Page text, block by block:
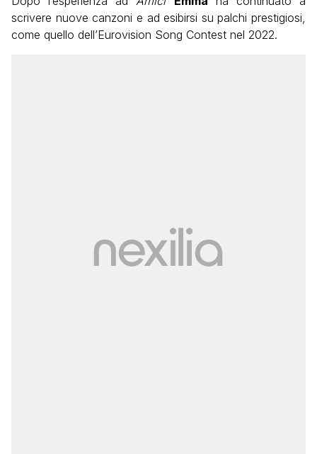
scrivere nuove canzoni e ad esibirsi su palchi prestigiosi,
come quello dell’Eurovision Song Contest nel 2022.